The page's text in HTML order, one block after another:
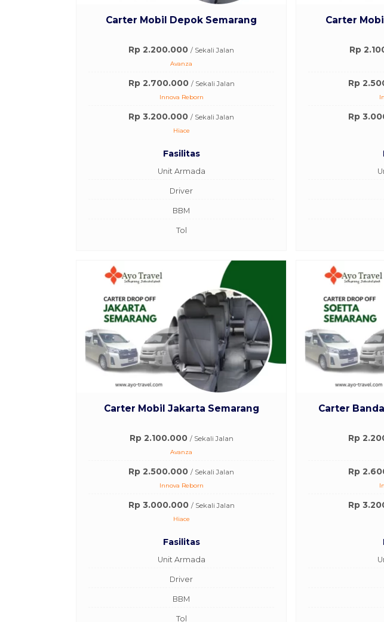
Carter Mobil Depok Semarang
Rp 2.200.000 / Sekali Jalan
Avanza
Rp 2.700.000 / Sekali Jalan
Innova Reborn
Rp 3.200.000 / Sekali Jalan
Hiace
Fasilitas
Unit Armada
Driver
BBM
Tol
Carter
Rp
Rp
Rp
Carter Mobil Jakarta Semarang
Rp 2.100.000 / Sekali Jalan
Avanza
Rp 2.500.000 / Sekali Jalan
Innova Reborn
Rp 3.000.000 / Sekali Jalan
Hiace
Fasilitas
Unit Armada
Driver
BBM
Tol
Carter
Rp
Rp
Rp